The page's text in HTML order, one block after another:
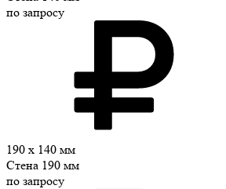
по запросу
190 x 140 мм
Стена 190 мм
по запросу